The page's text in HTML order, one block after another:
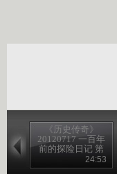
《历史传奇》
20120717 一百年
前的探险日记 第
四集 沙埋宝藏
（下）
24:53